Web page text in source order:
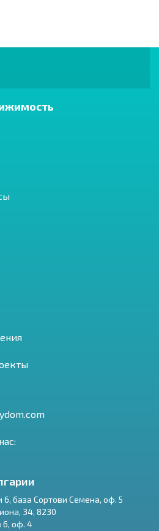
6, база Сортови Семена, оф. 5
34, 8230
6, оф. 4